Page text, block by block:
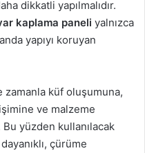
dikkatli yapılmalıdır.
kaplama paneli yalnızca
yapıyı koruyan
küf oluşumuna,
ve malzeme
yüzden kullanılacak
çürüme